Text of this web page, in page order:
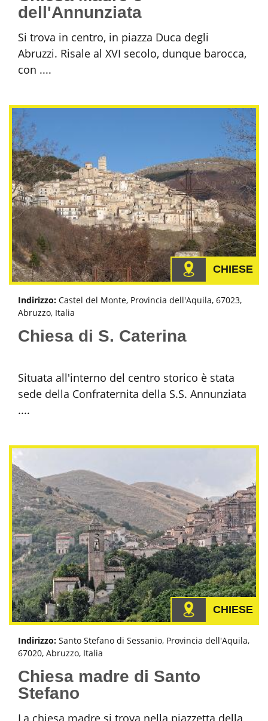
dell'Annunziata
Si trova in centro, in piazza Duca degli
Abruzzi. Risale al XVI secolo, dunque barocca,
con ....
CHIESE
Indirizzo: Castel del Monte, Provincia dell'Aquila, 67023,
Abruzzo, Italia
Chiesa di S. Caterina
Situata all'interno del centro storico è stata
sede della Confraternita della S.S. Annunziata
....
CHIESE
Indirizzo: Santo Stefano di Sessanio, Provincia dell'Aquila,
67020, Abruzzo, Italia
Chiesa madre di Santo
Stefano
La chiesa madre si trova nella piazzetta della